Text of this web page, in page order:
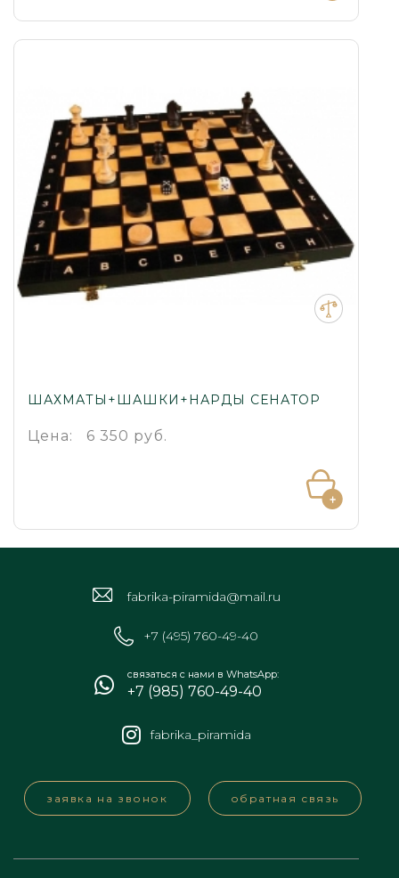
ШАХМАТЫ+ШАШКИ+НАРДЫ СЕНАТОР
Цена: 6 350 руб.
fabrika-piramida@mail.ru
+7 (495) 760-49-40
связаться с нами в WhatsApp:
+7 (985) 760-49-40
fabrika_piramida
заявка на звонок обратная связь